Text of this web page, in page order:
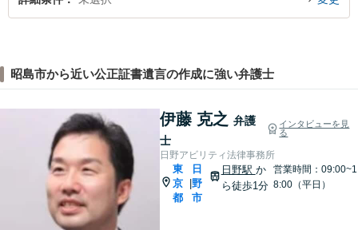
昭島市から近い公正証書遺言の作成に強い弁護士
伊藤 克之 弁護
士
インタビューを見
る
日野アビリティ法律事務所
東
京
都
日
野
市
日野駅 か
ら徒歩1分
営業時間：09:00~1
8:00（平日）